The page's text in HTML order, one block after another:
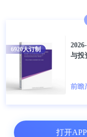
专利2：激光雷达系
第二项与基于飞行
号为10,955,552。
与投
前瞻
6920人订制
打开